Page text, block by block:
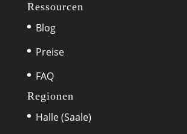
Ressourcen
Blog
Preise
FAQ
Regionen
Halle (Saale)